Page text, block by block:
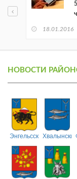
18.01.2016
НОВОСТИ
ЭнгельсскийХвалынский